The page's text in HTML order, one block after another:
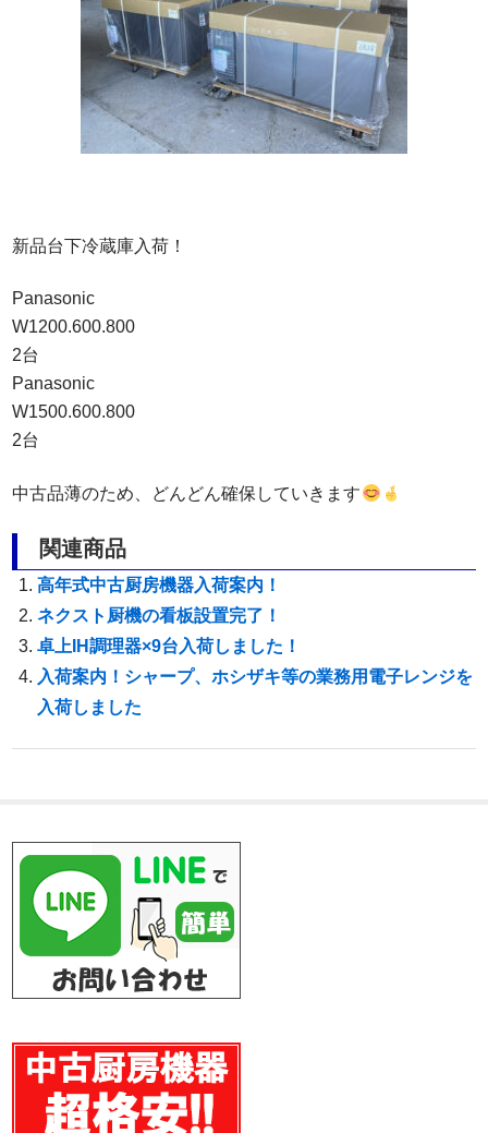
事業案内
新品台下冷蔵庫入荷！
Panasonic
W1200.600.800
2台
Panasonic
W1500.600.800
2台
中古品薄のため、どんどん確保していきます
関連商品
高年式中古厨房機器入荷案内！
ネクスト厨機の看板設置完了！
卓上IH調理器×9台入荷しました！
入荷案内！シャープ、ホシザキ等の業務用電子レンジを
入荷しました